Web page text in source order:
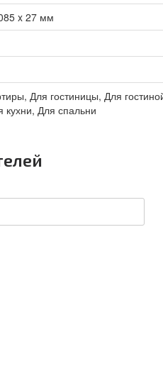
x 27 мм
Для гостиницы, Для
кухни, Для спальни